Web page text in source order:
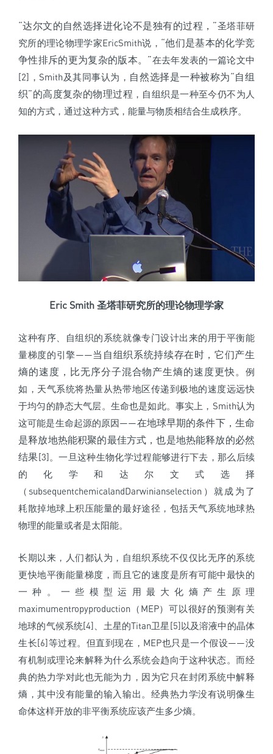
“达尔文的自然选择进化论不是独有的过程，”圣塔菲研
究所的理论物理学家EricSmith说， “他们是基本的化学竞
争性排斥的更为复杂的版本。”在去年发表的一篇论文中
[2]，Smith及其同事认为， 自然选择是一种被称为“自组
织”的高度复杂的物理过程 ，自组织是一种至今仍不为人
知的方式，通过这种方式，能量与物质相结合生成秩序。
Eric Smith 圣塔菲研究所的理论物理学家
这种有序、自组织的系统就像专门设计出来的用于平衡能
量梯度的引擎——当自组织系统持续存在时，它们产生
熵的速度，比无序分子混合物产生熵的速度更快。 例
如，天气系统将热量从热带地区传递到极地的速度远远快
于均匀的静态大气层。生命也是如此。事实上，Smith认为
这可能是生命起源的原因——在地球早期的条件下，生命
是释放地热能积聚的最佳方式，也是地热能释放的必然
结果[3]。一旦这种生物化学过程能够进行下去，那么后续
的化学和达尔文式选择
（subsequentchemicalandDarwinianselection）就成为了
耗散掉地球上积压能量的最好途径，包括天气系统地球热
物理的能量或者是太阳能。
长期以来，人们都认为，自组织系统不仅仅比无序的系统
更快地平衡能量梯度，而且它的速度是所有可能中最快的
一种。 一些模型运 用 最大化熵产生原 理
maximumentropyproduction（MEP） 可以很好的预测有关
地球的气候系统[4]、土星的Titan卫星[5]以及溶液中的晶体
生长[6]等过程。但直到现在，MEP也只是一个假设——没
有机制或理论来解释为什么系统会趋向于这种状态。而经
典的热力学对此也无能为力，因为它只在封闭系统中解释
熵，其中没有能量的输入输出。经典热力学没有说明像生
命体这样开放的非平衡系统应该产生多少熵。